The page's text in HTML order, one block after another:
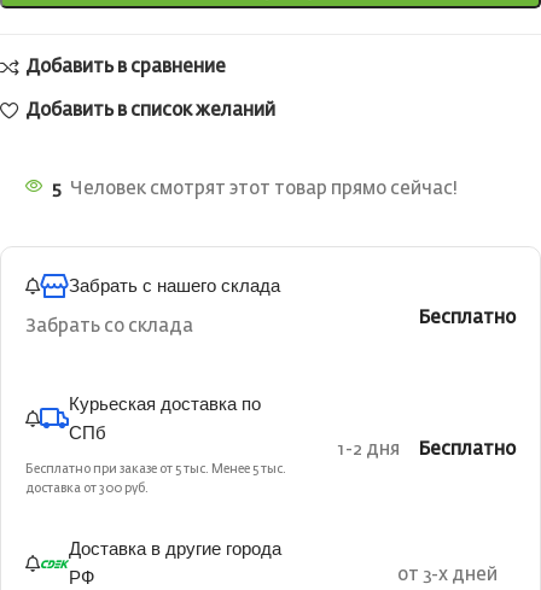
Добавить в сравнение
Добавить в список желаний
5 Человек смотрят этот товар прямо сейчас!
Забрать с нашего склада
Забрать со склада Бесплатно
Курьеская доставка по
СПб
Бесплатно при заказе от 5 тыс. Менее 5 тыс.
доставка от 300 руб.
1-2 дня Бесплатно
Доставка в другие города
РФ
от 3-х дней